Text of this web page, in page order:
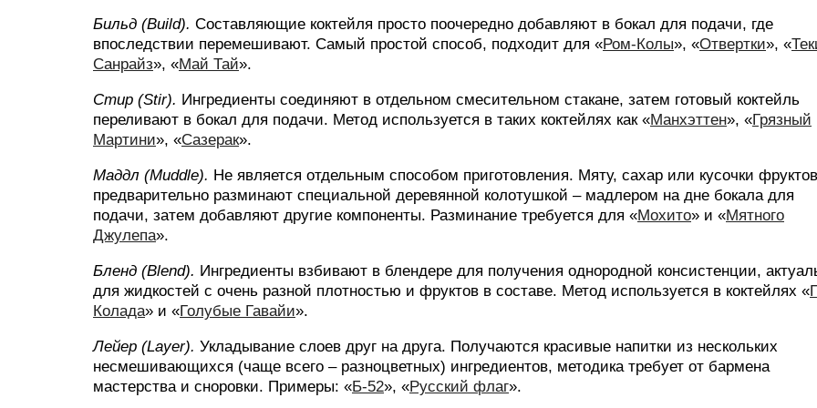
Бильд (Build). Составляющие коктейля просто поочередно добавляют в бокал для подачи, где
впоследствии перемешивают. Самый простой способ, подходит для «Ром-Колы», «Отвертки», «
Санрайз», «Май Тай».
Стир (Stir). Ингредиенты соединяют в отдельном смесительном стакане, затем готовый коктейль
переливают в бокал для подачи. Метод используется в таких коктейлях как «Манхэттен», «Грязный
Мартини», «Сазерак».
Маддл (Muddle). Не является отдельным способом приготовления. Мяту, сахар или кусочки фруктов
предварительно разминают специальной деревянной колотушкой – мадлером на дне бокала для
подачи, затем добавляют другие компоненты. Разминание требуется для «Мохито» и «Мятного
Джулепа».
Бленд (Blend). Ингредиенты взбивают в блендере для получения однородной консистенции,
для жидкостей с очень разной плотностью и фруктов в составе. Метод используется в коктейлях «
Колада» и «Голубые Гавайи».
Лейер (Layer). Укладывание слоев друг на друга. Получаются красивые напитки из нескольких
несмешивающихся (чаще всего – разноцветных) ингредиентов, методика требует от бармена
мастерства и сноровки. Примеры: «Б-52», «Русский флаг».